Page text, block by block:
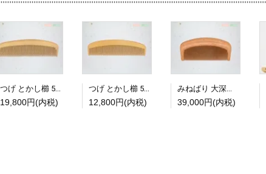
19,800円(内税) 12,800円(内税) 39,000円(内税)